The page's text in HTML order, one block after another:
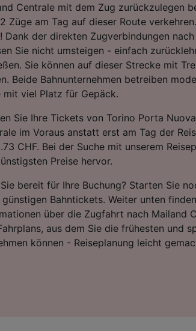
Centrale mit dem Zug zurückzulegen
Züge am Tag auf dieser Route
Dank der direkten Zugverbindungen
Sie nicht umsteigen - einfach
Sie können auf dieser Strecke mit
Beide Bahnunternehmen betreiben
mit viel Platz für Gepäck.
Sie Ihre Tickets von Torino Porta
im Voraus anstatt erst am Tag der
CHF. Bei der Suche mit unserem
Preise hervor.
bereit für Ihre Buchung? Starten Sie
günstigen Bahntickets. Weiter unten
über die Zugfahrt nach Mailand
aus dem Sie die frühesten und
können - Reiseplanung leicht